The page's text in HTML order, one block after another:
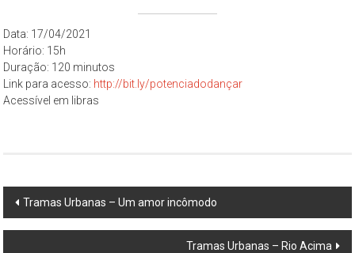
Data: 17/04/2021
Horário: 15h
Duração: 120 minutos
Link para acesso: http://bit.ly/potenciadodançar
Acessível em libras
Post
navigation
Tramas Urbanas – Um amor incômodo
Tramas Urbanas – Rio Acima